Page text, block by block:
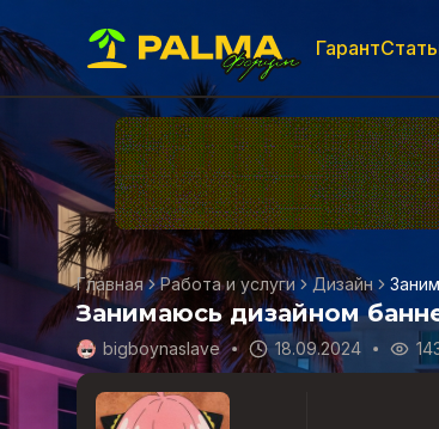
Гарант
Главная Работа и услуги Дизайн
Занимаюсь дизайном
bigboynaslave 18.09.2024